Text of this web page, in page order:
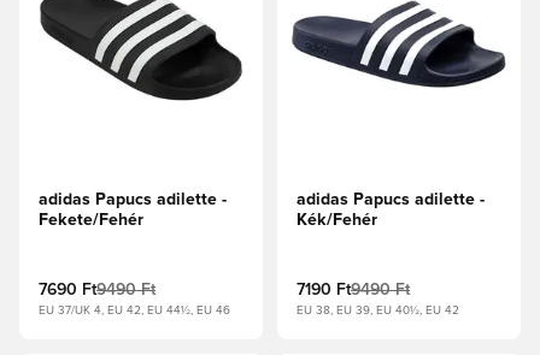
adidas Papucs adilette -
Fekete/Fehér
7690 Ft9490 Ft
EU 37/UK 4, EU 42, EU 44½, EU 46
adidas Papucs adilette -
Kék/Fehér
7190 Ft9490 Ft
EU 38, EU 39, EU 40½, EU 42